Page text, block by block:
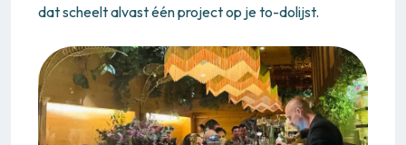
dat scheelt alvast één project op je to-dolijst.